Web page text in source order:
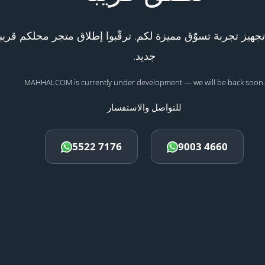
تجربة تسوّق مميزة لكم. ترقّبوا إطلاق متجر محلكم
جديد.
MAHHALCOM is currently under development — we will be back soon.
للتواصل والاستفسار
5522 7176 9003 4660